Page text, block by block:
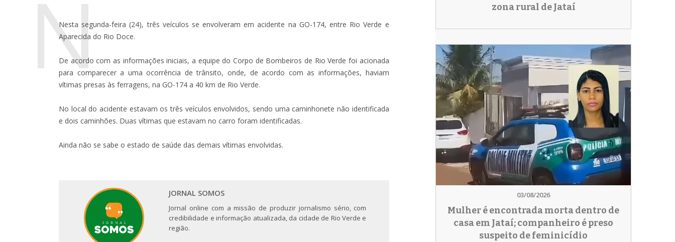
N
Nesta segunda-feira (24), três veículos se envolveram em acidente na GO-174, entre Rio Verde e
Aparecida do Rio Doce.
De acordo com as informações iniciais, a equipe do Corpo de Bombeiros de Rio Verde foi acionada
para comparecer a uma ocorrência de trânsito, onde, de acordo com as informações, haviam
vítimas presas às ferragens, na GO-174 a 40 km de Rio Verde.
No local do acidente estavam os três veículos envolvidos, sendo uma caminhonete não identificada
e dois caminhões. Duas vítimas que estavam no carro foram identificadas.
Ainda não se sabe o estado de saúde das demais vítimas envolvidas.
JORNAL SOMOS
Jornal online com a missão de produzir jornalismo sério, com
credibilidade e informação atualizada, da cidade de Rio Verde e
região.
zona rural de Jataí
03/08/2026
Mulher é encontrada morta dentro de
casa em Jataí; companheiro é preso
suspeito de feminicídio